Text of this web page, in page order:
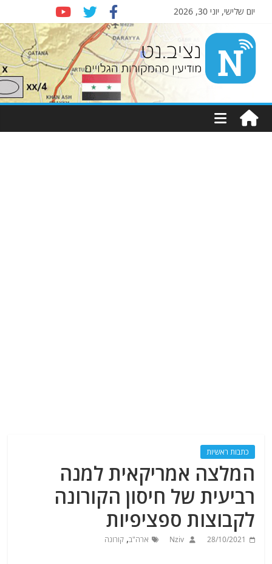
יום שלישי, יוני 30, 2026
Nziv.net
מודיעין
מהמקורות
כתבות ראשיות
המלצה אמריקאית למנה
רביעית של חיסון הקורונה
לקבוצות ספציפיות
28/10/2021
Nziv ארה"ב,קורונה